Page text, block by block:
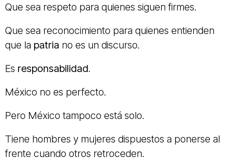
Que sea respeto para quienes siguen firmes.
Que sea reconocimiento para quienes entienden
que la patria no es un discurso.
Es responsabilidad.
México no es perfecto.
Pero México tampoco está solo.
Tiene hombres y mujeres dispuestos a ponerse al
frente cuando otros retroceden.